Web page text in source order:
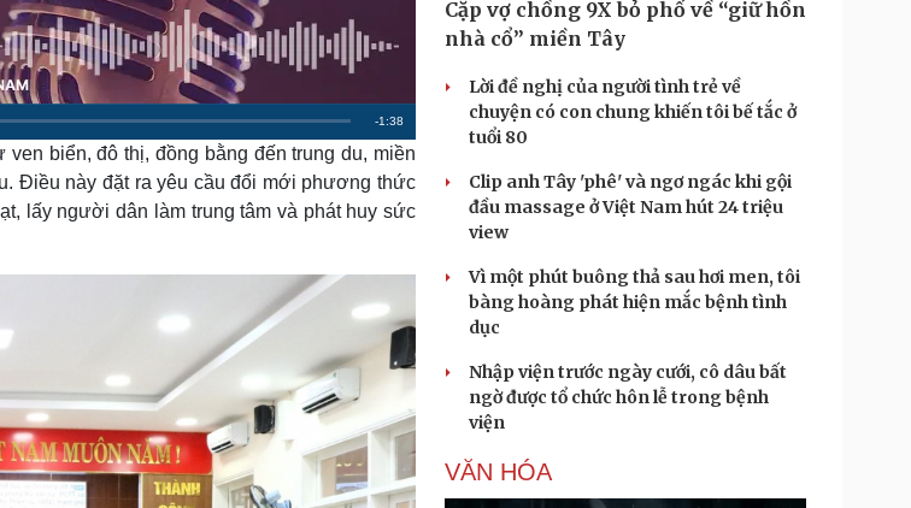
ảnh
Giải trí
Nghệ sĩ
Thời trang
Sao Việt
Tư vấn
check-in
Podcast
Câu chuyện thời sự
Đọc truyện đêm khuya
Cửa sổ tình yêu
R
e
m
n
T
-1:38
biển, đô thị, đồng bằng đến trung du, miền
Điều này đặt ra yêu cầu đổi mới phương thức
lấy người dân làm trung tâm và phát huy sức
Cặp vợ chồng 9X bỏ phố về “giữ hồn
nhà cổ” miền Tây
Lời đề nghị của người tình trẻ về
chuyện có con chung khiến tôi bế tắc ở
tuổi 80
Clip anh Tây 'phê' và ngơ ngác khi gội
đầu massage ở Việt Nam hút 24 triệu
view
Vì một phút buông thả sau hơi men, tôi
bàng hoàng phát hiện mắc bệnh tình
dục
Nhập viện trước ngày cưới, cô dâu bất
ngờ được tổ chức hôn lễ trong bệnh
viện
VĂN HÓA